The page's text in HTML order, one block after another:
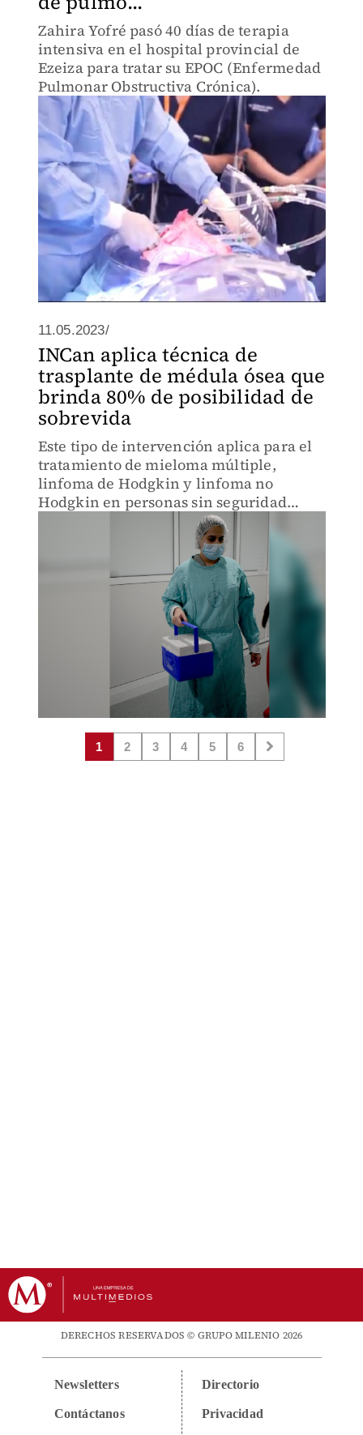
Zahira Yofré pasó 40 días de terapia
intensiva en el hospital provincial de
Ezeiza para tratar su EPOC (Enfermedad
Pulmonar Obstructiva Crónica).
11.05.2023/
INCan aplica técnica de
trasplante de médula ósea que
brinda 80% de posibilidad de
sobrevida
Este tipo de intervención aplica para el
tratamiento de mieloma múltiple,
linfoma de Hodgkin y linfoma no
Hodgkin en personas sin seguridad
1 2 3 4 5 6
DERECHOS RESERVADOS © GRUPO MILENIO 2026
Newsletters
Contáctanos
Directorio
Privacidad